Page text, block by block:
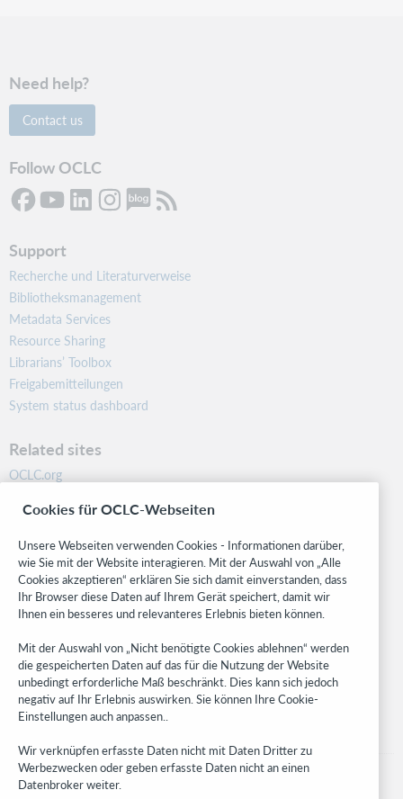
Need help?
Contact us
Follow OCLC
Support
Recherche und Literaturverweise
Bibliotheksmanagement
Metadata Services
Resource Sharing
Librarians’ Toolbox
Freigabemitteilungen
System status dashboard
Related sites
OCLC.org
Community
Research
WebJunction
Developer Network
Get the latest product updates, research, events, and much more—
right to your inbox.
Subscribe now
Cookies für OCLC-Webseiten
Unsere Webseiten verwenden Cookies - Informationen darüber,
wie Sie mit der Website interagieren. Mit der Auswahl von „Alle
Cookies akzeptieren“ erklären Sie sich damit einverstanden, dass
Ihr Browser diese Daten auf Ihrem Gerät speichert, damit wir
Ihnen ein besseres und relevanteres Erlebnis bieten können.
Mit der Auswahl von „Nicht benötigte Cookies ablehnen“ werden
die gespeicherten Daten auf das für die Nutzung der Website
unbedingt erforderliche Maß beschränkt. Dies kann sich jedoch
negativ auf Ihr Erlebnis auswirken. Sie können Ihre Cookie-
Einstellungen auch anpassen..
Wir verknüpfen erfasste Daten nicht mit Daten Dritter zu
Werbezwecken oder geben erfasste Daten nicht an einen
Datenbroker weiter.